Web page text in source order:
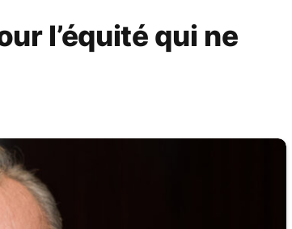
l’équité qui ne